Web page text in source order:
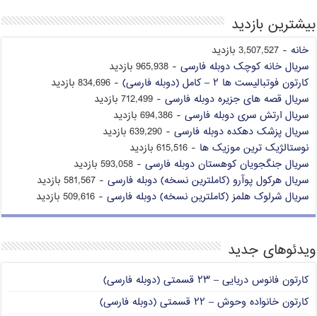
بیشترین بازدید
خانه - 3,507,527 بازدید
سریال خانه کوچک دوبله فارسی - 965,938 بازدید
کارتون فوتبالیست ها ۲ – کامل (دوبله فارسی)
- 834,696 بازدید
سریال قصه های جزیره دوبله فارسی - 712,499 بازدید
سریال ارتش سری دوبله فارسی - 694,386 بازدید
سریال پزشک دهکده دوبله فارسی - 639,290 بازدید
نوستالژیک ترین موزیک ها - 615,516 بازدید
سریال جنگجویان کوهستان دوبله فارسی - 593,058 بازدید
سریال هرکول پوآرو (کاملترین نسخه) دوبله فارسی - 581,567 بازدید
سریال شرلوک هلمز (کاملترین نسخه) دوبله فارسی - 509,616 بازدید
ویدئوهای جدید
کارتون فانوس دریایی – ۲۳ قسمتی (دوبله فارسی)
کارتون خانواده وحوش – ۲۲ قسمتی (دوبله فارسی)